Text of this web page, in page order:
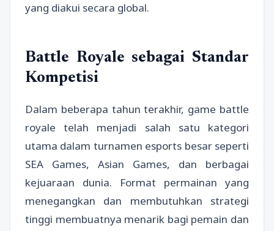
yang diakui secara global.
Battle Royale sebagai Standar
Kompetisi
Dalam beberapa tahun terakhir, game battle
royale telah menjadi salah satu kategori
utama dalam turnamen esports besar seperti
SEA Games, Asian Games, dan berbagai
kejuaraan dunia. Format permainan yang
menegangkan dan membutuhkan strategi
tinggi membuatnya menarik bagi pemain dan